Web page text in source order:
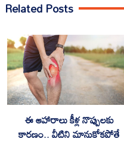
Related Posts
ఈ ఆహారాలు కీళ్ల నొప్పులకు
కారణం.. వీటిని మానుకోకపోతే